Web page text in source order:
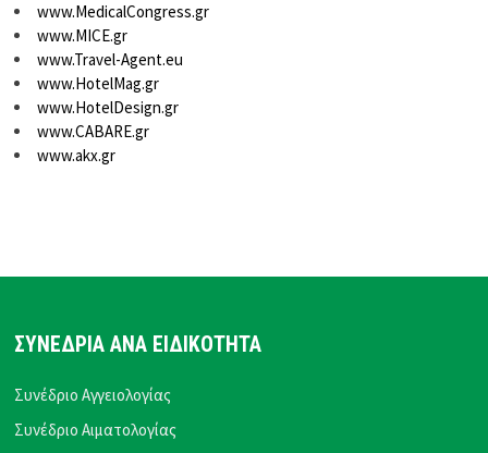
www.MedicalCongress.gr
www.MICE.gr
www.Travel-Agent.eu
www.HotelMag.gr
www.HotelDesign.gr
www.CABARE.gr
www.akx.gr
ΣΥΝΕΔΡΙΑ ΑΝΑ ΕΙΔΙΚΟΤΗΤΑ
Συνέδριο Αγγειολογίας
Συνέδριο Αιματολογίας